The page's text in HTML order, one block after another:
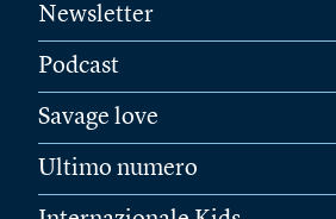
Newsletter
Podcast
Savage love
Ultimo numero